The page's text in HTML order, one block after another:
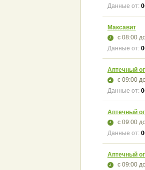
Данные от:
Максавит
с 08:00
Данные от:
Аптечный
с 09:00
Данные от:
Аптечный
с 09:00
Данные от:
Аптечный
с 09:00